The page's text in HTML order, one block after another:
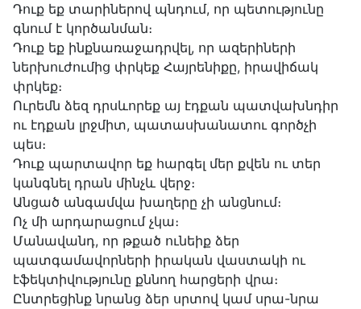
Դուք եք տարիներով պնդում, որ պետությունը
գնում է կործանման։
Դուք եք ինքնառաջադրվել, որ ազերիների
ներխուժումից փրկեք Հայրենիքը, իրավիճակ
փրկեք։
Ուրեմն ձեզ դրսևորեք այ էդքան պատվախնդիր
ու էդքան լրջմիտ, պատասխանատու գործչի
պես։
Դուք պարտավոր եք հարգել մեր քվեն ու տեր
կանգնել դրան մինչև վերջ։
Անցած անգամվա խաղերը չի անցնում։
Ոչ մի արդարացում չկա։
Մանավանդ, որ թքած ունեիք ձեր
պատգամավորների իրական վաստակի ու
էֆեկտիվությունը քննող հարցերի վրա։
Ընտրեցինք նրանց ձեր սրտով կամ սրա-նրա